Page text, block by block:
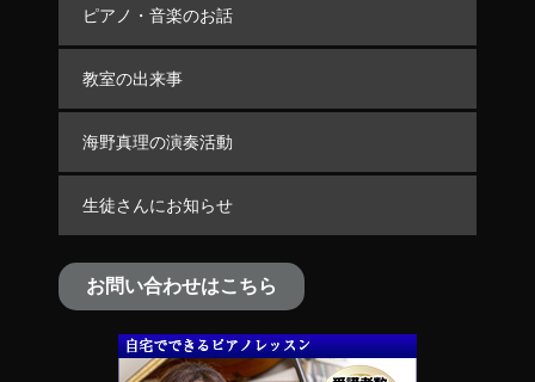
ピアノ・音楽のお話
教室の出来事
海野真理の演奏活動
生徒さんにお知らせ
お問い合わせはこちら